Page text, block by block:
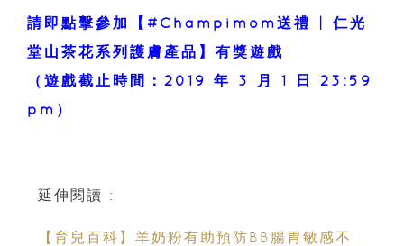
請即點擊參加【#Champimom送禮 | 仁光
堂山茶花系列護膚產品】有獎遊戲
（遊戲截止時間：2019 年 3 月 1 日 23:59
pm）
延伸閱讀 :
【育兒百科】羊奶粉有助預防BB腸胃敏感不